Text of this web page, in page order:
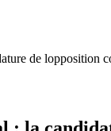
de lopposition